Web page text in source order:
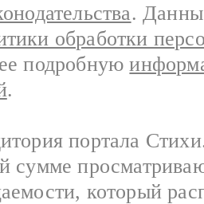
.
обработки
подробную
.
портала
сумме
который